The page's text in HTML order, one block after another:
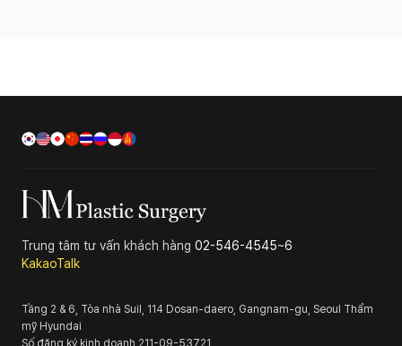
Trung tâm tư vấn khách hàng 02-546-4545~6
KakaoTalk
Tầng 2 & 6, Tòa nhà Suil, 114 Dosan-daero, Gangnam-gu, Seoul Thẩm
mỹ Hyundai
Số đăng ký kinh doanh 211-09-53721